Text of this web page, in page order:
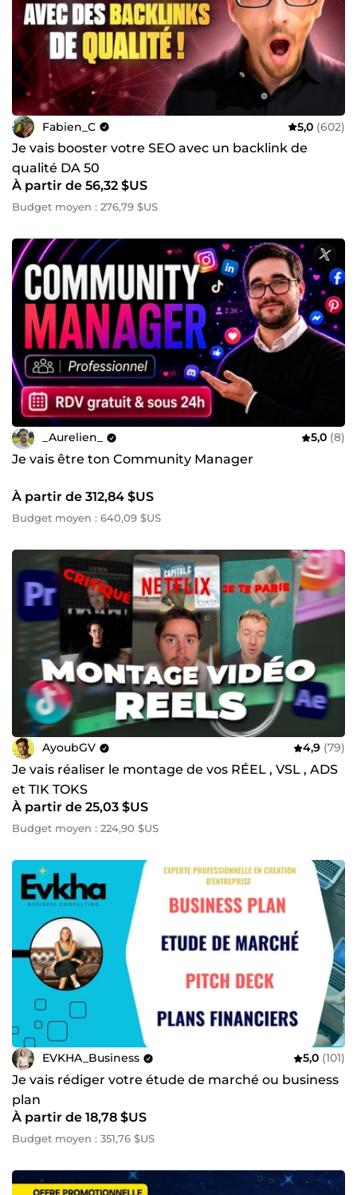
Fabien_C 5,0 (602)
Je vais booster votre SEO avec un backlink de
qualité DA 50
À partir de 56,32 $US
Budget moyen : 276,79 $US
_Aurelien_ 5,0 (8)
Je vais être ton Community Manager
À partir de 312,84 $US
Budget moyen : 640,09 $US
AyoubGV 4,9 (79)
Je vais réaliser le montage de vos RÉEL , VSL , ADS
et TIK TOKS
À partir de 25,03 $US
Budget moyen : 224,90 $US
EVKHA_Business 5,0 (101)
Je vais rédiger votre étude de marché ou business
plan
À partir de 18,78 $US
Budget moyen : 351,76 $US